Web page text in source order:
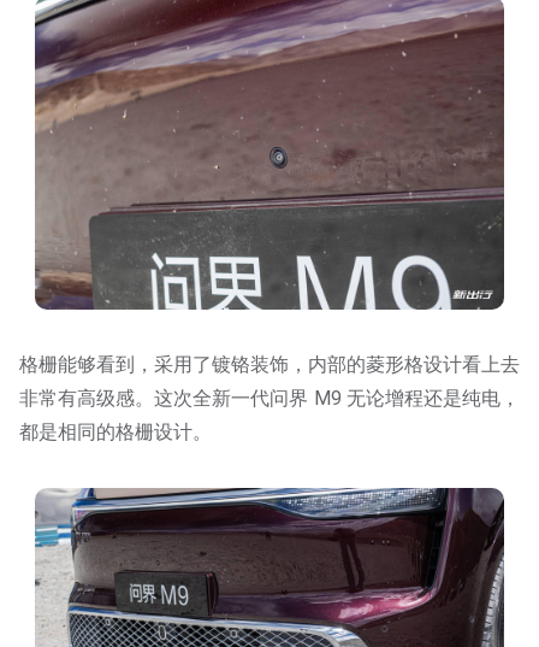
格栅能够看到，采用了镀铬装饰，内部的菱形格设计看上去
非常有高级感。这次全新一代问界 M9 无论增程还是纯电，
都是相同的格栅设计。